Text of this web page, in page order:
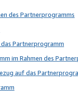
des Partnerprogramms
Partnerprogramm
im Rahmen des
auf das